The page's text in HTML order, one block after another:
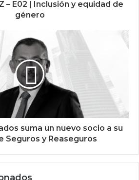
– E02 | Inclusión y equidad de
género
suma un nuevo socio a su
Seguros y Reaseguros